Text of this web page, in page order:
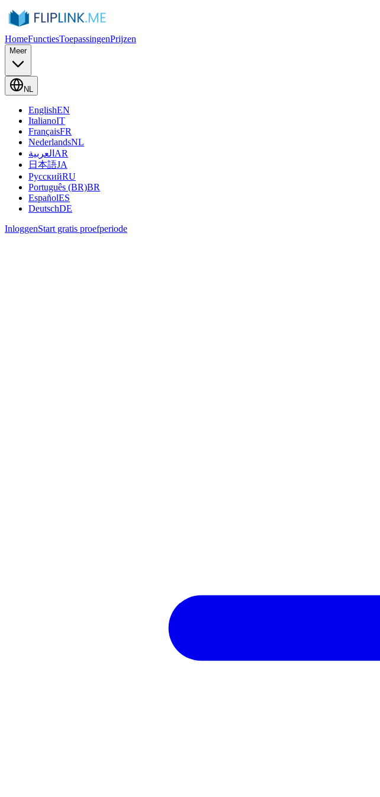
HomeFunctiesToepassingenPrijzen
Meer
NL
EnglishEN
ItalianoIT
FrançaisFR
NederlandsNL
العربية AR
日本語JA
РусскийRU
Português (BR)BR
EspañolES
DeutschDE
InloggenStart gratis proefperiode